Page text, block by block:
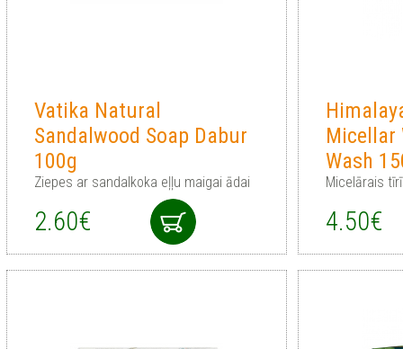
Vatika Natural
Sandalwood Soap Dabur
100g
Ziepes ar sandalkoka eļļu maigai ādai
2.60€
Micellar
Wash
Micelārais
4.50€